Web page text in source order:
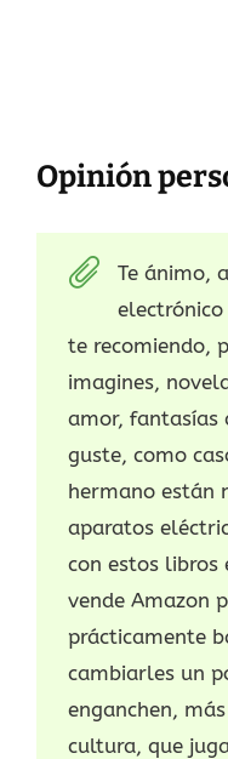
Opinión
Te ánimo,
te recomiendo,
imagines,
amor, fantasías
guste, como
hermano están
aparatos
con estos libros
vende Amazon
prácticamente
cambiarles un
enganchen,
cultura, que